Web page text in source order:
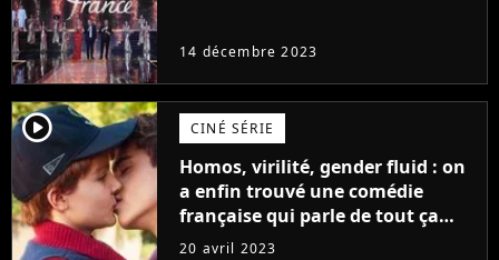
14 décembre 2023
player2 CINÉ SÉRIE
Homos, virilité, gender fluid : on
a enfin trouvé une comédie
française qui parle de tout ça
sans être super ringarde
20 avril 2023